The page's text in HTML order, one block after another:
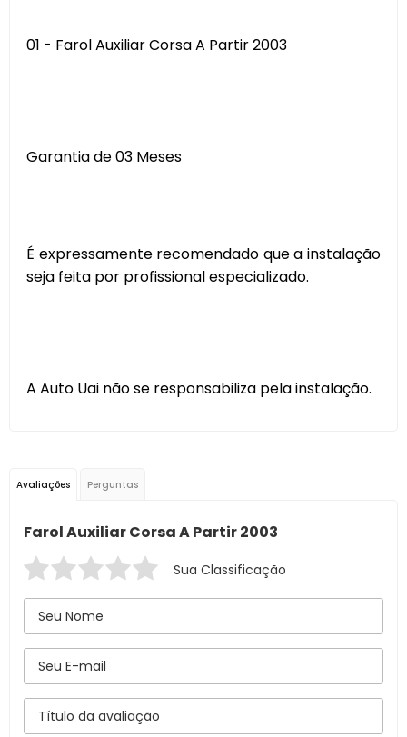
01 - Farol Auxiliar Corsa A Partir 2003
Garantia de 03 Meses
É expressamente recomendado que a instalação
seja feita por profissional especializado.
A Auto Uai não se responsabiliza pela instalação.
Avaliações Perguntas
Farol Auxiliar Corsa A Partir 2003
Sua Classificação